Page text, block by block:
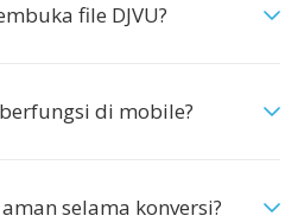
file DJVU?
di mobile?
selama konversi?